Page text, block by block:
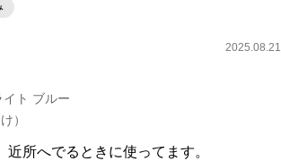
2025.08.21
イト ブルー
）
近所へでるときに使ってます。